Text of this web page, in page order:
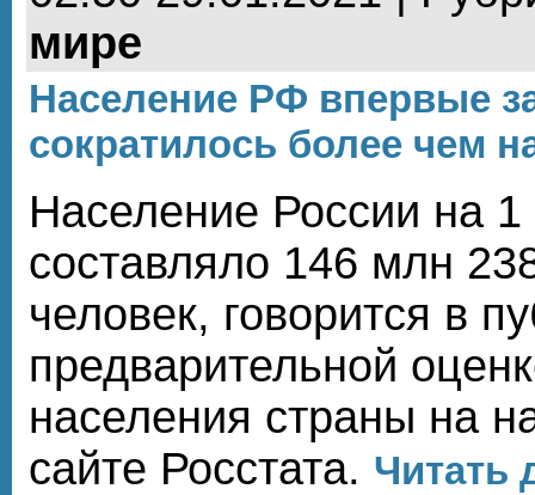
мире
Население РФ впервые
сократилось более чем
Население России на
составляло 146 млн
человек, говорится в
предварительной
населения страны на
сайте Росстата. Читать